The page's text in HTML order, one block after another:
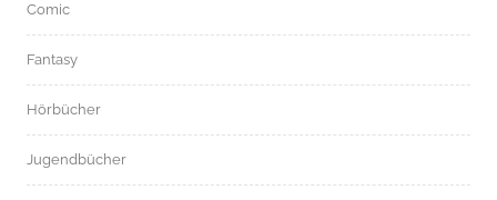
Comic
Fantasy
Hörbücher
Jugendbücher